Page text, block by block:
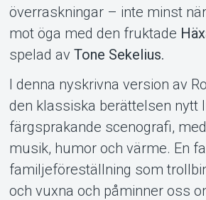
Om
överraskningar – inte minst
mot öga med den fruktade
spelad av Tone Sekelius.
I denna nyskrivna version av
den klassiska berättelsen nytt
färgsprakande scenografi,
musik, humor och värme. En
familjeföreställning som
och vuxna och påminner oss